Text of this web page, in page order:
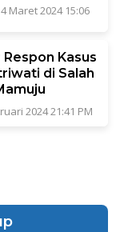
Maret 2024 15:06
Kasus
di Salah
2024 21:41 PM